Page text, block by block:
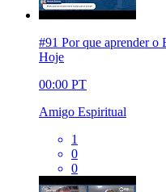
#91 Por que aprender o
Hoje
00:00 PT
Amigo Espiritual
1
0
0